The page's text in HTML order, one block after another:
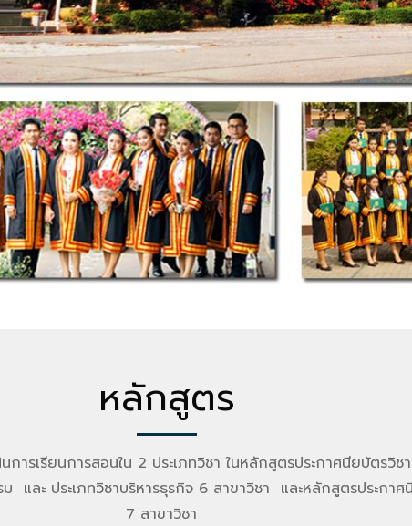
หลักสูตร
การเรียนการสอนใน 2 ประเภทวิชา ในหลักสูตรประกาศนียบัตรวิ
ม และ ประเภทวิชาบริหารธุรกิจ 6 สาขาวิชา และหลักสูตรประกา
7 สาขาวิชา